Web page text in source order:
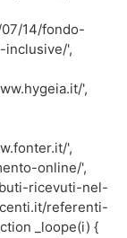
14/fondo-
',
',
',
online/',
ricevuti-nel-
referenti-
_loope(i) {